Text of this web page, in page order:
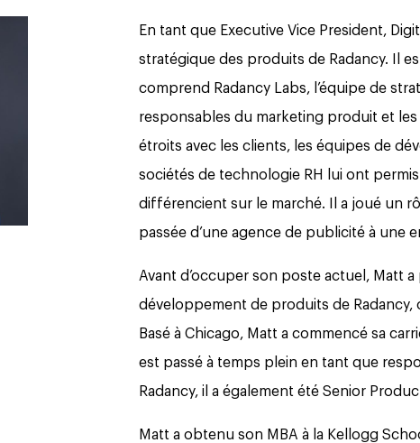
En tant que Executive Vice President,
stratégique des produits de Radancy. Il
comprend Radancy Labs, l’équipe de
responsables du marketing produit et
étroits avec les clients, les équipes de
sociétés de technologie RH lui ont
différencient sur le marché. Il a joué un
passée d’une agence de publicité à une
Avant d’occuper son poste actuel, Matt
développement de produits de
Basé à Chicago, Matt a commencé sa
est passé à temps plein en tant que
Radancy, il a également été Senior
Matt a obtenu son MBA à la Kellogg